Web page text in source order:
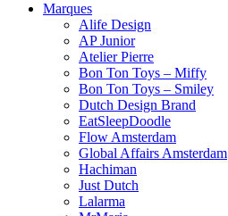
Marques
Alife Design
AP Junior
Atelier Pierre
Bon Ton Toys – Miffy
Bon Ton Toys – Smiley
Dutch Design Brand
EatSleepDoodle
Flow Amsterdam
Global Affairs Amsterdam
Hachiman
Just Dutch
Lalarma